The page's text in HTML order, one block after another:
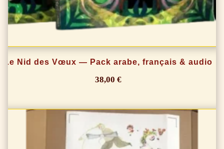
Le Nid des Vœux — Pack arabe, français & audio
38,00 €